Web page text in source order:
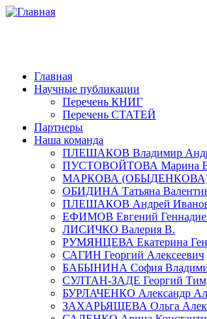
Главная
Научные публикации
Перечень КНИГ
Перечень СТАТЕЙ
Партнеры
Наша команда
ПЛЕШАКОВ Владимир
ПУСТОВОЙТОВА Марина
МАРКОВА (ОБЫДЕНКОВА)
ОБИДИНА Татьяна
ПЛЕШАКОВ Андрей
ЕФИМОВ Евгений
ЛИСИЧКО Валерия В.
РУМЯНЦЕВА Екатерина
САГИН Георгий Алексеевич
БАБЫНИНА София
СУЛТАН-ЗАДЕ Георгий
БУРЛАЧЕНКО Александр
ЗАХАРЬЯЩЕВА Ольга